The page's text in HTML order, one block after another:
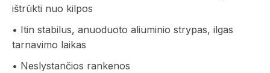
ištrūkti nuo kilpos
• Itin stabilus, anuoduoto aliuminio strypas, ilgas
tarnavimo laikas
• Neslystančios rankenos